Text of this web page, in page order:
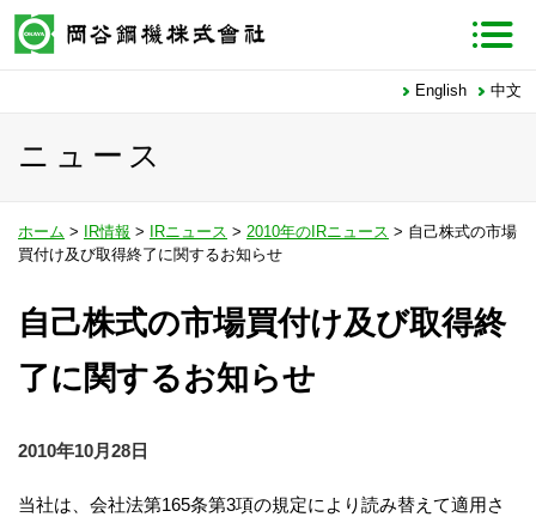
English 中文
ニュース
ホーム > IR情報 > IRニュース > 2010年のIRニュース > 自己株式の市場
買付け及び取得終了に関するお知らせ
自己株式の市場買付け及び取得終
了に関するお知らせ
2010年10月28日
当社は、会社法第165条第3項の規定により読み替えて適用さ